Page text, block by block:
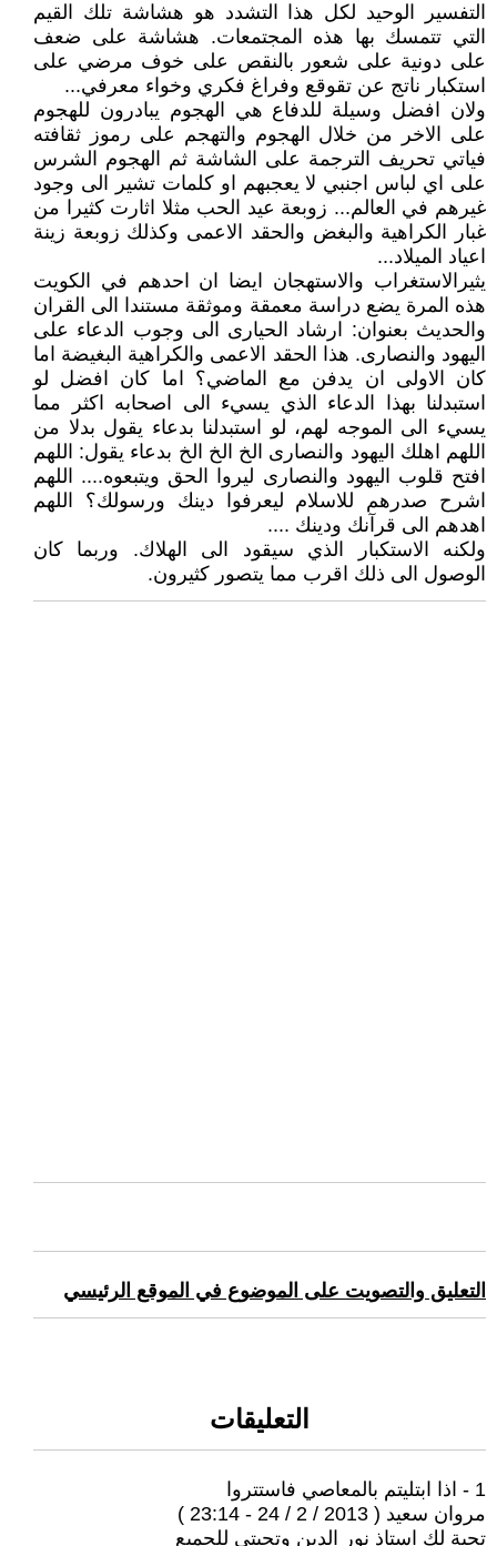
التفسير الوحيد لكل هذا التشدد هو هشاشة تلك القيم
التي تتمسك بها هذه المجتمعات. هشاشة على ضعف
على دونية على شعور بالنقص على خوف مرضي على
استكبار ناتج عن تقوقع وفراغ فكري وخواء معرفي...
ولان افضل وسيلة للدفاع هي الهجوم يبادرون للهجوم
على الاخر من خلال الهجوم والتهجم على رموز ثقافته
فياتي تحريف الترجمة على الشاشة ثم الهجوم الشرس
على اي لباس اجنبي لا يعجبهم او كلمات تشير الى وجود
غيرهم في العالم... زوبعة عيد الحب مثلا اثارت كثيرا من
غبار الكراهية والبغض والحقد الاعمى وكذلك زوبعة زينة
اعياد الميلاد...
يثيرالاستغراب والاستهجان ايضا ان احدهم في الكويت
هذه المرة يضع دراسة معمقة وموثقة مستندا الى القران
والحديث بعنوان: ارشاد الحيارى الى وجوب الدعاء على
اليهود والنصارى. هذا الحقد الاعمى والكراهية البغيضة اما
كان الاولى ان يدفن مع الماضي؟ اما كان افضل لو
استبدلنا بهذا الدعاء الذي يسيء الى اصحابه اكثر مما
يسيء الى الموجه لهم، لو استبدلنا بدعاء يقول بدلا من
اللهم اهلك اليهود والنصارى الخ الخ الخ بدعاء يقول: اللهم
افتح قلوب اليهود والنصارى ليروا الحق ويتبعوه.... اللهم
اشرح صدرهم للاسلام ليعرفوا دينك ورسولك؟ اللهم
اهدهم الى قرآنك ودينك ....
ولكنه الاستكبار الذي سيقود الى الهلاك. وربما كان
الوصول الى ذلك اقرب مما يتصور كثيرون.
التعليق والتصويت على الموضوع في الموقع الرئيسي
التعليقات
1 - اذا ابتليتم بالمعاصي فاستتروا
مروان سعيد ( 2013 / 2 / 24 - 23:14 )
تحية لك استاذ نور الدين وتحيتي للجميع